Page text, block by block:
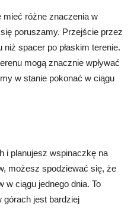
mieć różne znaczenia w
poruszamy. Przejście przez
spacer po płaskim terenie.
mogą znacznie wpływać
w stanie pokonać w ciągu
i planujesz wspinaczkę na
możesz spodziewać się, że
w ciągu jednego dnia. To
jest bardziej